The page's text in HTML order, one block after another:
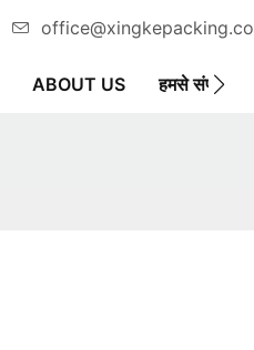
ABOUT US हमसे संपर्क करें